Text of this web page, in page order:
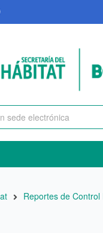
Reportes de Control